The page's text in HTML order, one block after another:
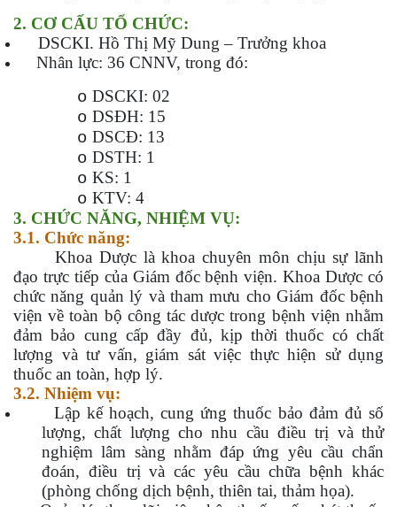
2. CƠ CẤU TỔ CHỨC:
DSCKI. Hồ Thị Mỹ Dung – Trưởng khoa
Nhân lực: 36 CNNV, trong đó:
o DSCKI: 02
o DSĐH: 15
o DSCĐ: 13
o DSTH: 1
o KS: 1
o KTV: 4
3. CHỨC NĂNG, NHIỆM VỤ:
3.1. Chức năng:
Khoa Dược là khoa chuyên môn chịu sự lãnh
đạo trực tiếp của Giám đốc bệnh viện. Khoa Dược có
chức năng quản lý và tham mưu cho Giám đốc bệnh
viện về toàn bộ công tác dược trong bệnh viện nhằm
đảm bảo cung cấp đầy đủ, kịp thời thuốc có chất
lượng và tư vấn, giám sát việc thực hiện sử dụng
thuốc an toàn, hợp lý.
3.2. Nhiệm vụ:
Lập kế hoạch, cung ứng thuốc bảo đảm đủ số
lượng, chất lượng cho nhu cầu điều trị và thử
nghiệm lâm sàng nhằm đáp ứng yêu cầu chẩn
đoán, điều trị và các yêu cầu chữa bệnh khác
(phòng chống dịch bệnh, thiên tai, thảm họa).